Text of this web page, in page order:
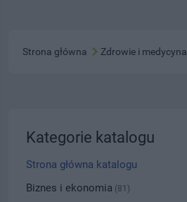
Strona główna Zdrowie i medycyna
Kategorie katalogu
Strona główna katalogu
Biznes i ekonomia (81)